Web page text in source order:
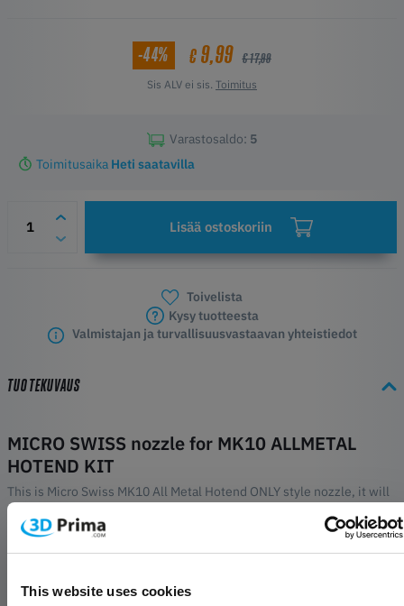
This website uses cookies
-44% €9,99 € 17,99
Sis ALV ei sis. Toimitus
Varastosaldo: 5
Toimitusaika Heti saatavilla
Lisää ostoskoriin
Toivelista
Kysy tuotteesta
Valmistajan ja turvallisuusvastaavan yhteistiedot
TUOTEKUVAUS
MICRO SWISS nozzle for MK10 ALLMETAL
HOTEND KIT
This is Micro Swiss MK10 All Metal Hotend ONLY style nozzle, it will
ONLY fit our New MK10 All Metal Hotend. This nozzle has completely
different internal dimensions to work with our Micro Swiss thermal
barrier tube. It is made from a 360 brass base material and plated
designed for very low friction. It offers one of the lowest coefficient